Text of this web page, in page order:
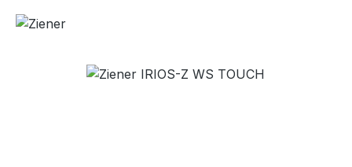
Bildergalerie überspringen